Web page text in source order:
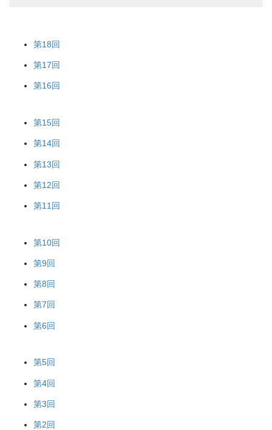
第18回
第17回
第16回
第15回
第14回
第13回
第12回
第11回
第10回
第9回
第8回
第7回
第6回
第5回
第4回
第3回
第2回